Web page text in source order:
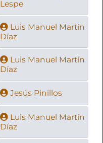
Lespe
Luis Manuel Martín
Díaz
Luis Manuel Martín
Díaz
Jesús Pinillos
Luis Manuel Martín
Díaz